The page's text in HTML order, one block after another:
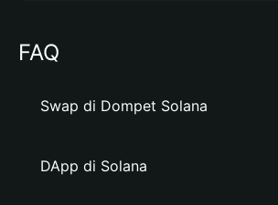
FAQ
Swap di Dompet Solana
DApp di Solana